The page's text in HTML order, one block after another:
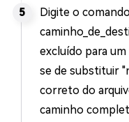
Digite o
excluído para
se de substituir
correto do
caminho